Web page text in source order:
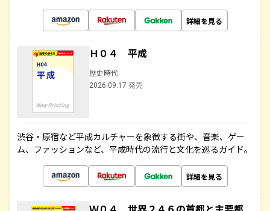
詳細を見る
Ｈ０４ 平成
歴史時代
2026.09.17 発売
渋谷・原宿など平成カルチャーを象徴する街や、音楽、ゲー
ム、ファッションなど、平成時代の流行と文化を巡るガイド。
詳細を見る